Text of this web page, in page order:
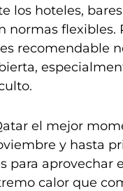
los hoteles,
normas flexibles.
recomendable
el mejor
y hasta
para aprovechar
calor que